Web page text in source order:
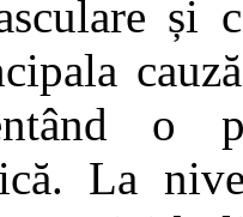
și
o
La